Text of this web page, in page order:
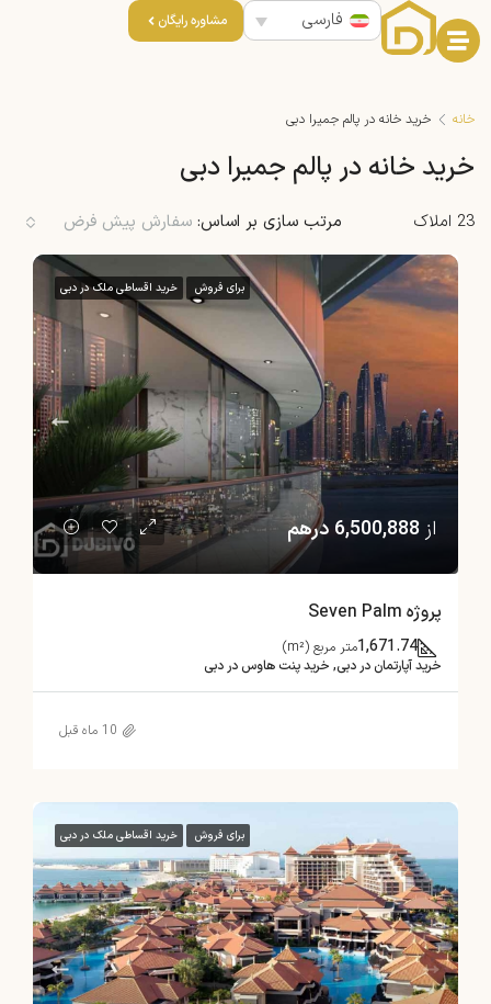
فارسی مشاوره رایگان
خانه خرید خانه در پالم جمیرا دبی
خرید خانه در پالم جمیرا دبی
23 املاک مرتب سازی بر اساس: سفارش پیش فرض
برای فروش خرید اقساطی ملک در دبی
از 6,500,888 درهم
پروژه Seven Palm
1,671.74متر مربع (m²)
خرید آپارتمان در دبی, خرید پنت هاوس در دبی
10 ماه قبل
برای فروش خرید اقساطی ملک در دبی